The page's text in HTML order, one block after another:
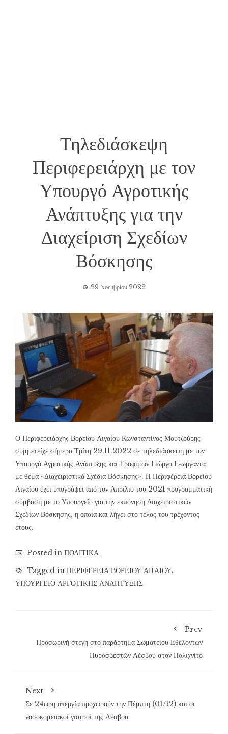
Τηλεδιάσκεψη
Περιφερειάρχη με τον
Υπουργό Αγροτικής
Ανάπτυξης για την
Διαχείριση Σχεδίων
Βόσκησης
29 Νοεμβρίου 2022
Ο Περιφερειάρχης Βορείου Αιγαίου Κωνσταντίνος Μουτζούρης
συμμετείχε σήμερα Τρίτη 29.11.2022 σε τηλεδιάσκεψη με τον
Υπουργό Αγροτικής Ανάπτυξης και Τροφίμων Γιώργο Γεωργαντά
με θέμα «Διαχειριστικά Σχέδια Βόσκησης». Η Περιφέρεια Βορείου
Αιγαίου έχει υπογράψει από τον Απρίλιο του 2021 προγραμματική
σύμβαση με το Υπουργείο για την εκπόνηση Διαχειριστικών
Σχεδίων Βόσκησης, η οποία και λήγει στο τέλος του τρέχοντος
έτους.
Posted in ΠΟΛΙΤΙΚΑ
Tagged in ΠΕΡΙΦΕΡΕΙΑ ΒΟΡΕΙΟΥ ΑΙΓΑΙΟΥ,
ΥΠΟΥΡΓΕΙΟ ΑΡΓΟΤΙΚΗΣ ΑΝΑΠΤΥΞΗΣ
Prev
Προσωρινή στέγη στο παράρτημα Σωματείου Εθελοντών
Πυροσβεστών Λέσβου στον Πολιχνίτο
Next
Σε 24ωρη απεργία προχωρούν την Πέμπτη (01/12) και οι
νοσοκομειακοί γιατροί της Λέσβου